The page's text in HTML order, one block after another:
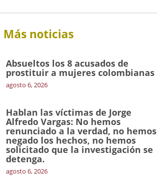
Más noticias
Absueltos los 8 acusados de
prostituir a mujeres colombianas
agosto 6, 2026
Hablan las víctimas de Jorge
Alfredo Vargas: No hemos
renunciado a la verdad, no hemos
negado los hechos, no hemos
solicitado que la investigación se
detenga.
agosto 6, 2026